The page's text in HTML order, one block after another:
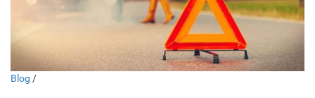
Blog /